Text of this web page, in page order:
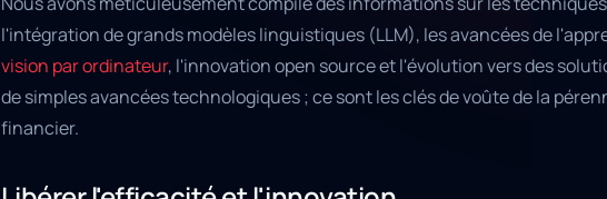
l'intégration de grands modèles linguistiques (LLM), les avancées de
vision par ordinateur, l'innovation open source et l'évolution vers des
de simples avancées technologiques ; ce sont les clés de voûte de la
financier.